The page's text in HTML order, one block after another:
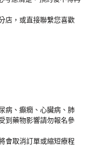
店，或直接聯繫您喜歡
病、癲癇、心臟病、肺
到藥物影響請勿報名參
會取消訂單或縮短療程